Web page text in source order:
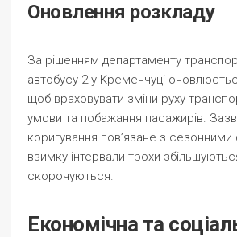
Оновлення розкладу
За рішенням департаменту
автобусу 2 у Кременчуці
щоб враховувати зміни руху
умови та побажання пасажирів.
коригування пов’язане з
взимку інтервали трохи
скорочуються.
Економічна та